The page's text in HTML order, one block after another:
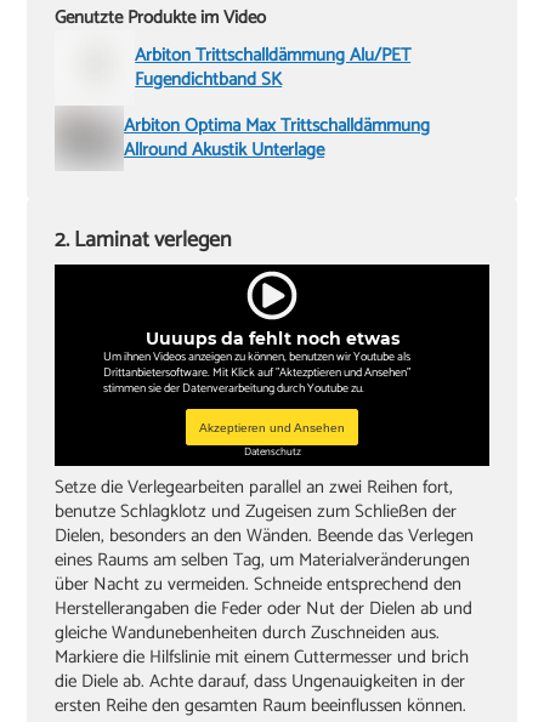
Genutzte Produkte im Video
Arbiton Trittschalldämmung Alu/PET
Fugendichtband SK
Arbiton Optima Max Trittschalldämmung
Allround Akustik Unterlage
Uuuups da fehlt noch etwas
Um ihnen Videos anzeigen zu können, benutzen wir Youtube als
Drittanbietersoftware. Mit Klick auf "Aktezptieren und Ansehen"
stimmen sie der Datenverarbeitung durch Youtube zu.
Akzeptieren und Ansehen
Datenschutz
2. Laminat verlegen
Setze die Verlegearbeiten parallel an zwei Reihen fort,
benutze Schlagklotz und Zugeisen zum Schließen der
Dielen, besonders an den Wänden. Beende das Verlegen
eines Raums am selben Tag, um Materialveränderungen
über Nacht zu vermeiden. Schneide entsprechend den
Herstellerangaben die Feder oder Nut der Dielen ab und
gleiche Wandunebenheiten durch Zuschneiden aus.
Markiere die Hilfslinie mit einem Cuttermesser und brich
die Diele ab. Achte darauf, dass Ungenauigkeiten in der
ersten Reihe den gesamten Raum beeinflussen können.